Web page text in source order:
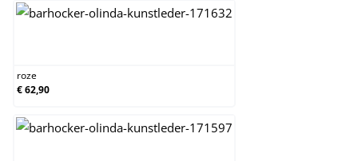
roze
€ 62,90